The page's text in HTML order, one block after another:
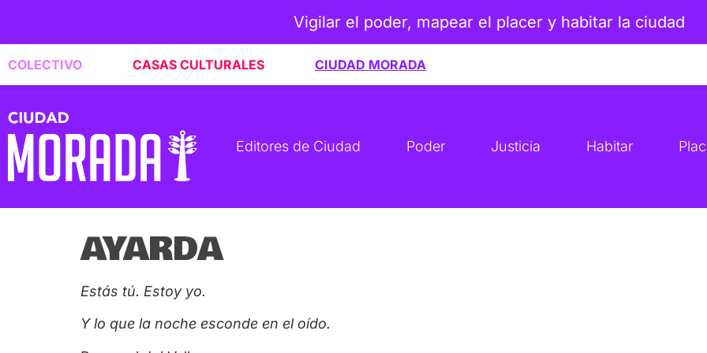
Vigilar el poder, mapear el placer y habitar la ciudad
COLECTIVO CASAS CULTURALES CIUDAD MORADA
Editores de Ciudad Poder Justicia Habitar
AYARDA
Estás tú. Estoy yo.
Y lo que la noche esconde en el oído.